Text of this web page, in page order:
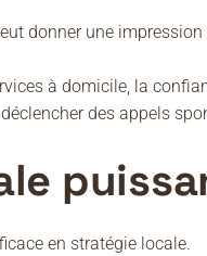
donner une
à domicile, la
des appels
en stratégie locale.